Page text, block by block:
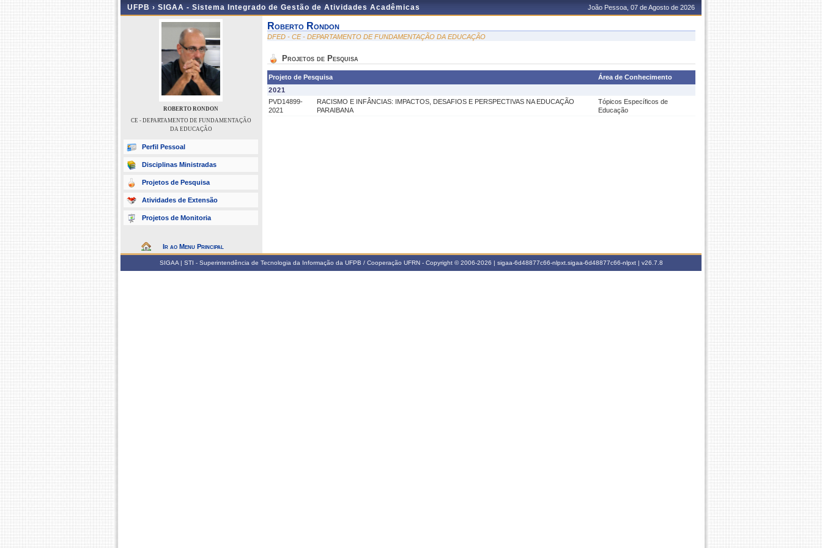
UFPB › SIGAA - Sistema Integrado de Gestão de Atividades Acadêmicas João Pessoa, 07 de Agosto de 2026
ROBERTO RONDON
CE - DEPARTAMENTO DE FUNDAMENTAÇÃO
DA EDUCAÇÃO
Perfil Pessoal
Disciplinas Ministradas
Projetos de Pesquisa
Atividades de Extensão
Projetos de Monitoria
Ir ao Menu Principal
Roberto Rondon
DFED - CE - DEPARTAMENTO DE FUNDAMENTAÇÃO DA EDUCAÇÃO
Projetos de Pesquisa
Projeto de Pesquisa
Área de Conhecimento
2021
PVD14899-
2021
RACISMO E INFÂNCIAS: IMPACTOS, DESAFIOS E PERSPECTIVAS NA EDUCAÇÃO
PARAIBANA
Tópicos Específicos de
Educação
SIGAA | STI - Superintendência de Tecnologia da Informação da UFPB / Cooperação UFRN - Copyright © 2006-2026 | sigaa-6d48877c66-nlpxt.sigaa-6d48877c66-nlpxt | v26.7.8